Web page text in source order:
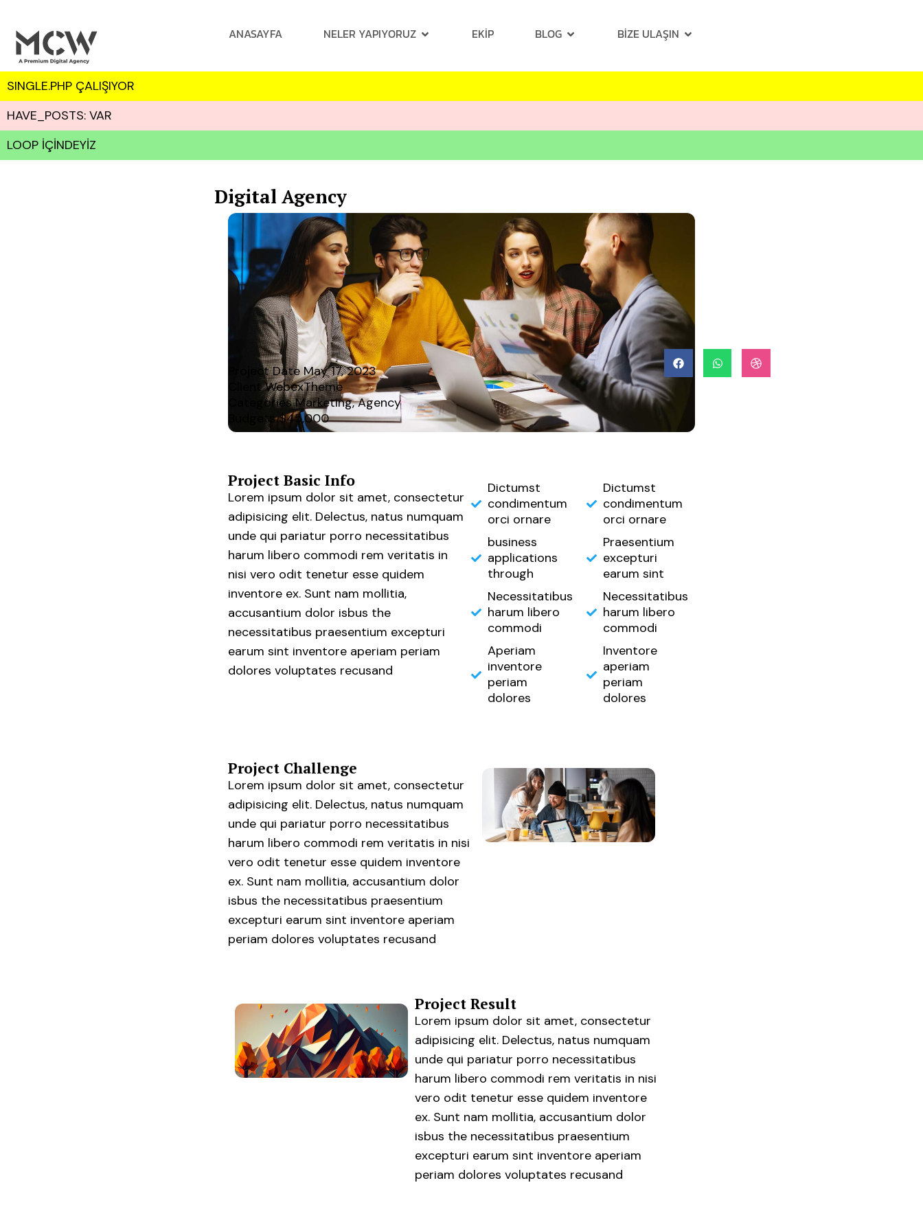
ANASAYFA NELER YAPIYORUZ EKIP BLOG BIZE ULAŞIN
SINGLE.PHP ÇALIŞIYOR
HAVE_POSTS: VAR
LOOP İÇİNDEYİZ
Digital Agency
Project Date May 17, 2023
Client WebexTheme
Categories Marketing, Agency
Budgets $45,000
Project Basic Info
Lorem ipsum dolor sit amet, consectetur
adipisicing elit. Delectus, natus numquam
unde qui pariatur porro necessitatibus
harum libero commodi rem veritatis in
nisi vero odit tenetur esse quidem
inventore ex. Sunt nam mollitia,
accusantium dolor isbus the
necessitatibus praesentium excepturi
earum sint inventore aperiam periam
dolores voluptates recusand
Dictumst
condimentum
orci ornare
business
applications
through
Necessitatibus
harum libero
commodi
Aperiam
inventore
periam
dolores
Dictumst
condimentum
orci ornare
Praesentium
excepturi
earum sint
Necessitatibus
harum libero
commodi
Inventore
aperiam
periam
dolores
Project Challenge
Lorem ipsum dolor sit amet, consectetur
adipisicing elit. Delectus, natus numquam
unde qui pariatur porro necessitatibus
harum libero commodi rem veritatis in nisi
vero odit tenetur esse quidem inventore
ex. Sunt nam mollitia, accusantium dolor
isbus the necessitatibus praesentium
excepturi earum sint inventore aperiam
periam dolores voluptates recusand
Project Result
Lorem ipsum dolor sit amet, consectetur
adipisicing elit. Delectus, natus numquam
unde qui pariatur porro necessitatibus
harum libero commodi rem veritatis in nisi
vero odit tenetur esse quidem inventore
ex. Sunt nam mollitia, accusantium dolor
isbus the necessitatibus praesentium
excepturi earum sint inventore aperiam
periam dolores voluptates recusand